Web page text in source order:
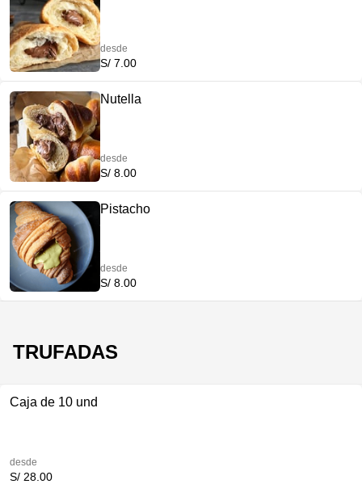
desde
S/ 7.00
Nutella
desde
S/ 8.00
Pistacho
desde
S/ 8.00
TRUFADAS
Caja de 10 und
desde
S/ 28.00